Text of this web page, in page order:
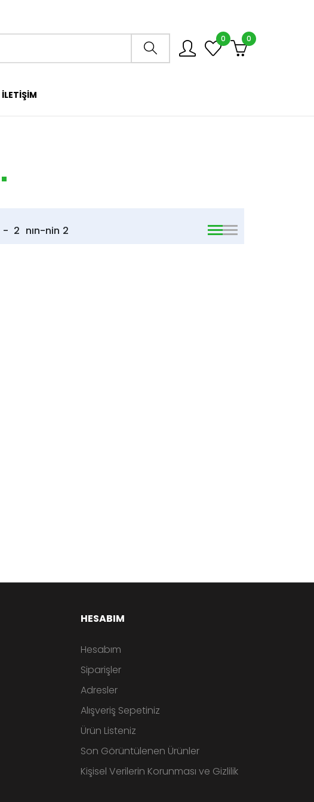
Arama mağazası
0 0
İLETIŞIM
- 2 nın-nin 2
HESABIM
Hesabım
Siparişler
Adresler
Alışveriş Sepetiniz
Ürün Listeniz
Son Görüntülenen Ürünler
Kişisel Verilerin Korunması ve Gizlilik